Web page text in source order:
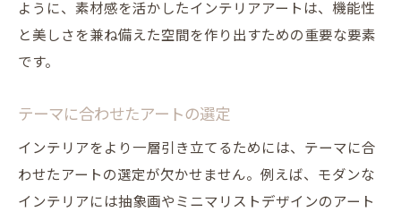
ように、素材感を活かしたインテリアアートは、機能性
と美しさを兼ね備えた空間を作り出すための重要な要素
です。
テーマに合わせたアートの選定
インテリアをより一層引き立てるためには、テーマに合
わせたアートの選定が欠かせません。例えば、モダンな
インテリアには抽象画やミニマリストデザインのアート